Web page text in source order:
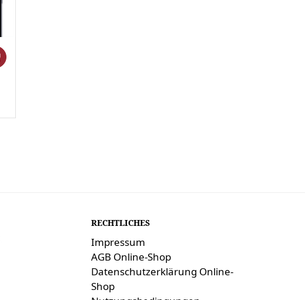
RECHTLICHES
Impressum
AGB Online-Shop
Datenschutzerklärung Online-
Shop